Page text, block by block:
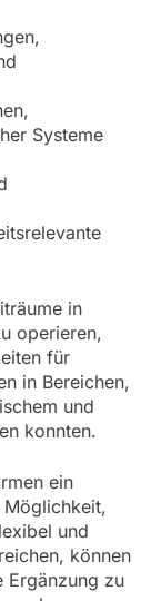
Systeme
in
operieren,
für
in Bereichen,
und
konnten.
ein
und
können
Ergänzung zu